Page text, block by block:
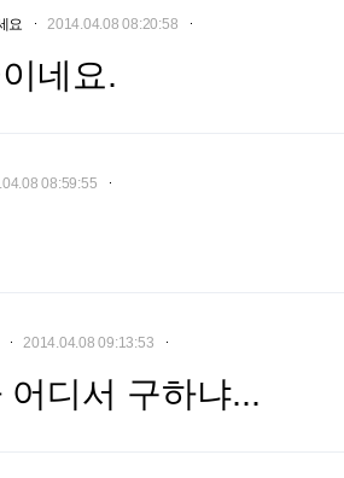
요 2014.04.08 08:20:58
네요.
08:59:55
2014.04.08 09:13:53
어디서 구하냐...